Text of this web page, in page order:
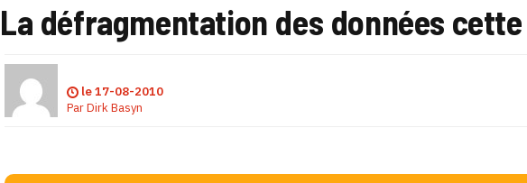
La défragmentation des données
le17-08-2010
ParDirk Basyn